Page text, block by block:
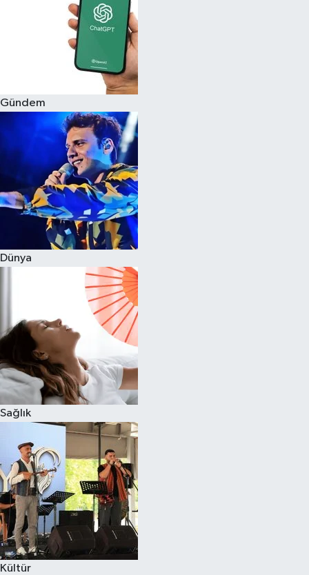
Gündem
Dünya
Sağlık
Kültür
Yaşam-Çevre